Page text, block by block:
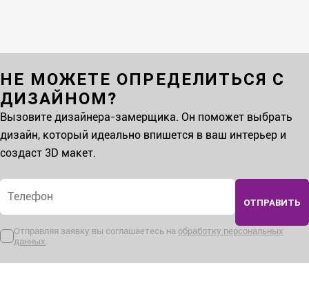
НЕ МОЖЕТЕ ОПРЕДЕЛИТЬСЯ С
ДИЗАЙНОМ?
Вызовите дизайнера-замерщика. Он поможет выбрать
дизайн, который идеально впишется в ваш интерьер и
создаст 3D макет.
Телефон
Отправляя заявку вы соглашаетесь на обработку персональных
данных.
ОТПРАВИТЬ